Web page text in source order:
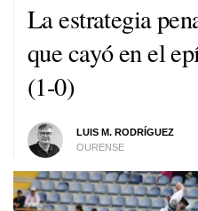
La estrategia
que cayó en el
(1-0)
LUIS M. RODRÍGUEZ
OURENSE